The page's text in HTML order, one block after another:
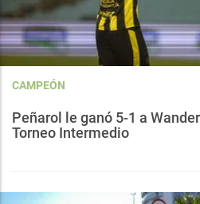
CAMPEÓN
Peñarol le ganó 5-1 a
Torneo Intermedio